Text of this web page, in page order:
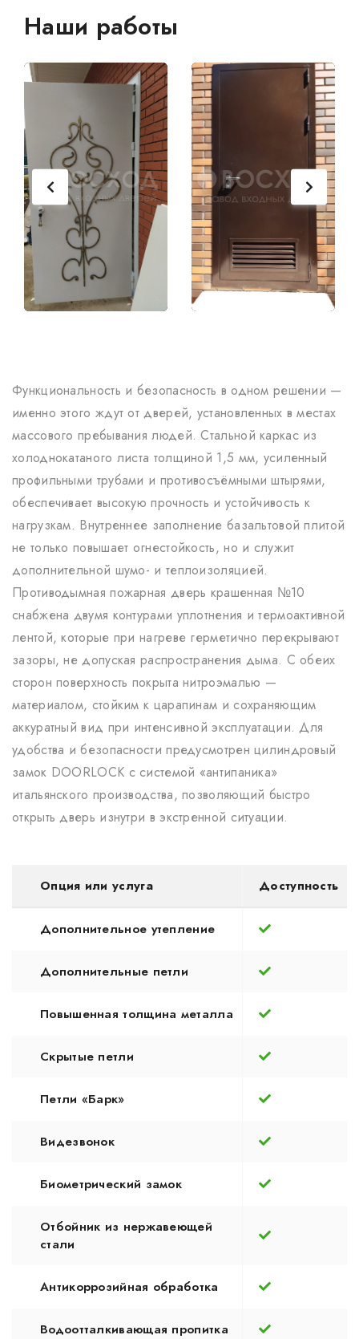
Наши работы
Функциональность и безопасность в одном решении —
именно этого ждут от дверей, установленных в местах
массового пребывания людей. Стальной каркас из
холоднокатаного листа толщиной 1,5 мм, усиленный
профильными трубами и противосъёмными штырями,
обеспечивает высокую прочность и устойчивость к
нагрузкам. Внутреннее заполнение базальтовой плитой
не только повышает огнестойкость, но и служит
дополнительной шумо- и теплоизоляцией.
Противодымная пожарная дверь крашенная №10
снабжена двумя контурами уплотнения и термоактивной
лентой, которые при нагреве герметично перекрывают
зазоры, не допуская распространения дыма. С обеих
сторон поверхность покрыта нитроэмалью —
материалом, стойким к царапинам и сохраняющим
аккуратный вид при интенсивной эксплуатации. Для
удобства и безопасности предусмотрен цилиндровый
замок DOORLOCK с системой «антипаника»
итальянского производства, позволяющий быстро
открыть дверь изнутри в экстренной ситуации.
Опция или услуга Доступность
Дополнительное утепление
Дополнительные петли
Повышенная толщина металла
Скрытые петли
Петли «Барк»
Видезвонок
Биометрический замок
Отбойник из нержавеющей
стали
Антикоррозийная обработка
Водоотталкивающая пропитка